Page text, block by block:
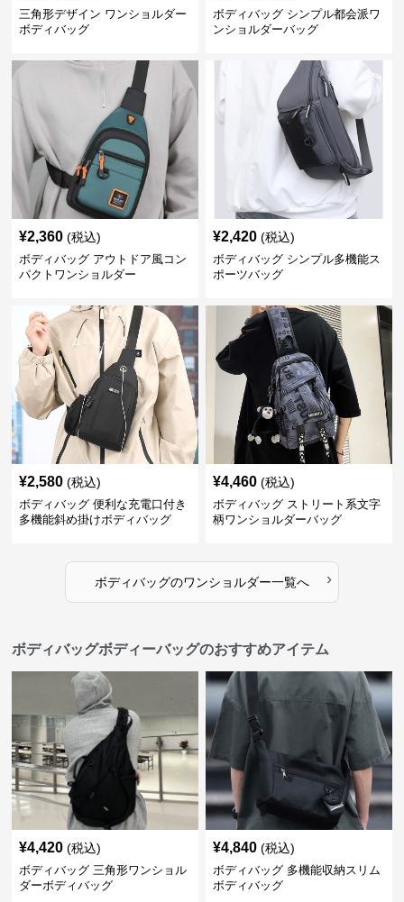
三角形デザイン ワンショルダー
ボディバッグ
ボディバッグ シンプル都会派ワ
ンショルダーバッグ
¥2,360 (税込)
ボディバッグ アウトドア風コン
パクトワンショルダー
¥2,420 (税込)
ボディバッグ シンプル多機能ス
ポーツバッグ
¥2,580 (税込)
ボディバッグ 便利な充電口付き
多機能斜め掛けボディバッグ
¥4,460 (税込)
ボディバッグ ストリート系文字
柄ワンショルダーバッグ
ボディバッグのワンショルダー一覧へ ›
ボディバッグボディーバッグのおすすめアイテム
¥4,420 (税込)
ボディバッグ 三角形ワンショル
ダーボディバッグ
¥4,840 (税込)
ボディバッグ 多機能収納スリム
ボディバッグ